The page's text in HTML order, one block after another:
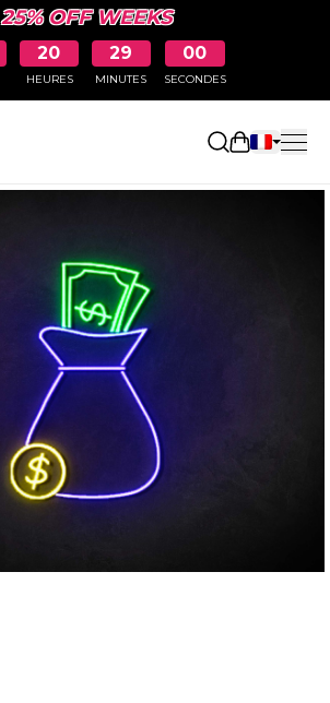
25% OFF WEEKS
20
HEURES
28
MINUTES
59
SECONDES
Ouvrir le